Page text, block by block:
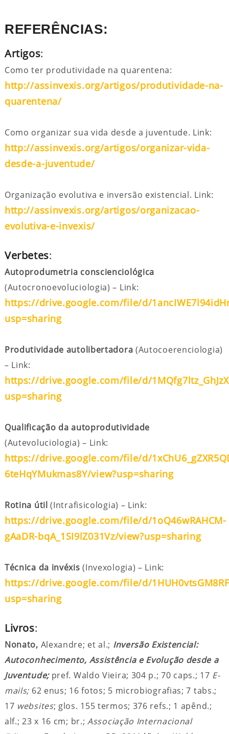
REFERÊNCIAS:
Artigos:
Como ter produtividade na quarentena:
http://assinvexis.org/artigos/produtividade-na-
quarentena/
Como organizar sua vida desde a juventude. Link:
http://assinvexis.org/artigos/organizar-vida-
desde-a-juventude/
Organização evolutiva e inversão existencial. Link:
http://assinvexis.org/artigos/organizacao-
evolutiva-e-invexis/
Verbetes:
Autoprodumetria conscienciológica
(Autocronoevoluciologia) – Link:
https://drive.google.com/file/d/
usp=sharing
Produtividade autolibertadora (Autocoerenciologia)
– Link:
https://drive.google.com/file/d/
usp=sharing
Qualificação da autoprodutividade
(Autevoluciologia) – Link:
https://drive.google.com/file/d/
6teHqYMukmas8Y/view?usp=sharing
Rotina útil(Intrafisicologia) – Link:
https://drive.google.com/file/d/1oQ46wRAHCM-
gAaDR-bqA_1SI9lZ031Vz/view?usp=sharing
Técnica da invéxis (Invexologia) – Link:
https://drive.google.com/file/d/
usp=sharing
Livros:
Nonato, Alexandre; et al.; Inversão Existencial:
Autoconhecimento, Assistência e Evolução desde a
Juventude; pref. Waldo Vieira; 304 p.; 70 caps.; 17 E-
mails; 62 enus; 16 fotos; 5 microbiografias; 7 tabs.;
17 websites; glos. 155 termos; 376 refs.; 1 apênd.;
alf.; 23 x 16 cm; br.;Associação Internacional